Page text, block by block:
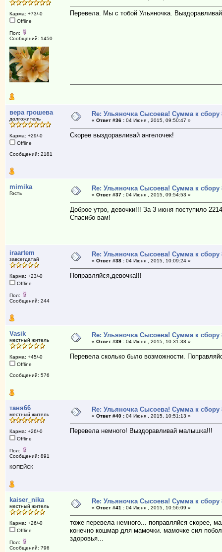
Карма: +73/-0
Offline
Пол:
Сообщений: 1450
Перевела. Мы с тобой Ульяночка.
вера грошева
долгожитель
Карма: +29/-0
Offline
Сообщений: 2181
Re: Ульяночка Сысоева! Сумма к сбору
« Ответ #36 :04 Июня , 2015, 09:50:47 »
Скорее выздоравливай ангелочек!
mimika
Гость
Re: Ульяночка Сысоева! Сумма к сбору
« Ответ #37 :04 Июня , 2015, 09:54:53 »
Доброе утро, девочки!!! За 3 июня поступило
Спасибо вам!
iraartem
завсегдатай
Карма: +23/-0
Offline
Пол:
Сообщений: 244
Re: Ульяночка Сысоева! Сумма к сбору
« Ответ #38 :04 Июня , 2015, 10:09:24 »
Поправляйся,девочка!!!
Vasik
местный житель
Карма: +45/-0
Offline
Сообщений: 576
Re: Ульяночка Сысоева! Сумма к сбору
« Ответ #39 :04 Июня , 2015, 10:31:38 »
Перевела сколько было возможности.
таня66
местный житель
Карма: +26/-0
Offline
Пол:
Сообщений: 891
КОПЕЙСК
Re: Ульяночка Сысоева! Сумма к сбору
« Ответ #40 :04 Июня , 2015, 10:51:13 »
Перевела немного! Выздоравливай малышка!!!
kaiser_nika
местный житель
Карма: +26/-0
Offline
Пол:
Сообщений: 796
Re: Ульяночка Сысоева! Сумма к сбору
« Ответ #41 :04 Июня , 2015, 10:56:09 »
тоже перевела немного... поправляйся скорее,
конечно кошмар для мамочки. мамочке сил
здоровья...